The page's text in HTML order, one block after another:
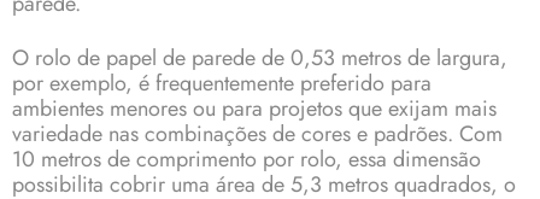
O rolo de papel de parede de 0,53 metros de largura,
por exemplo, é frequentemente preferido para
ambientes menores ou para projetos que exijam mais
variedade nas combinações de cores e padrões. Com
10 metros de comprimento por rolo, essa dimensão
possibilita cobrir uma área de 5,3 metros quadrados, o